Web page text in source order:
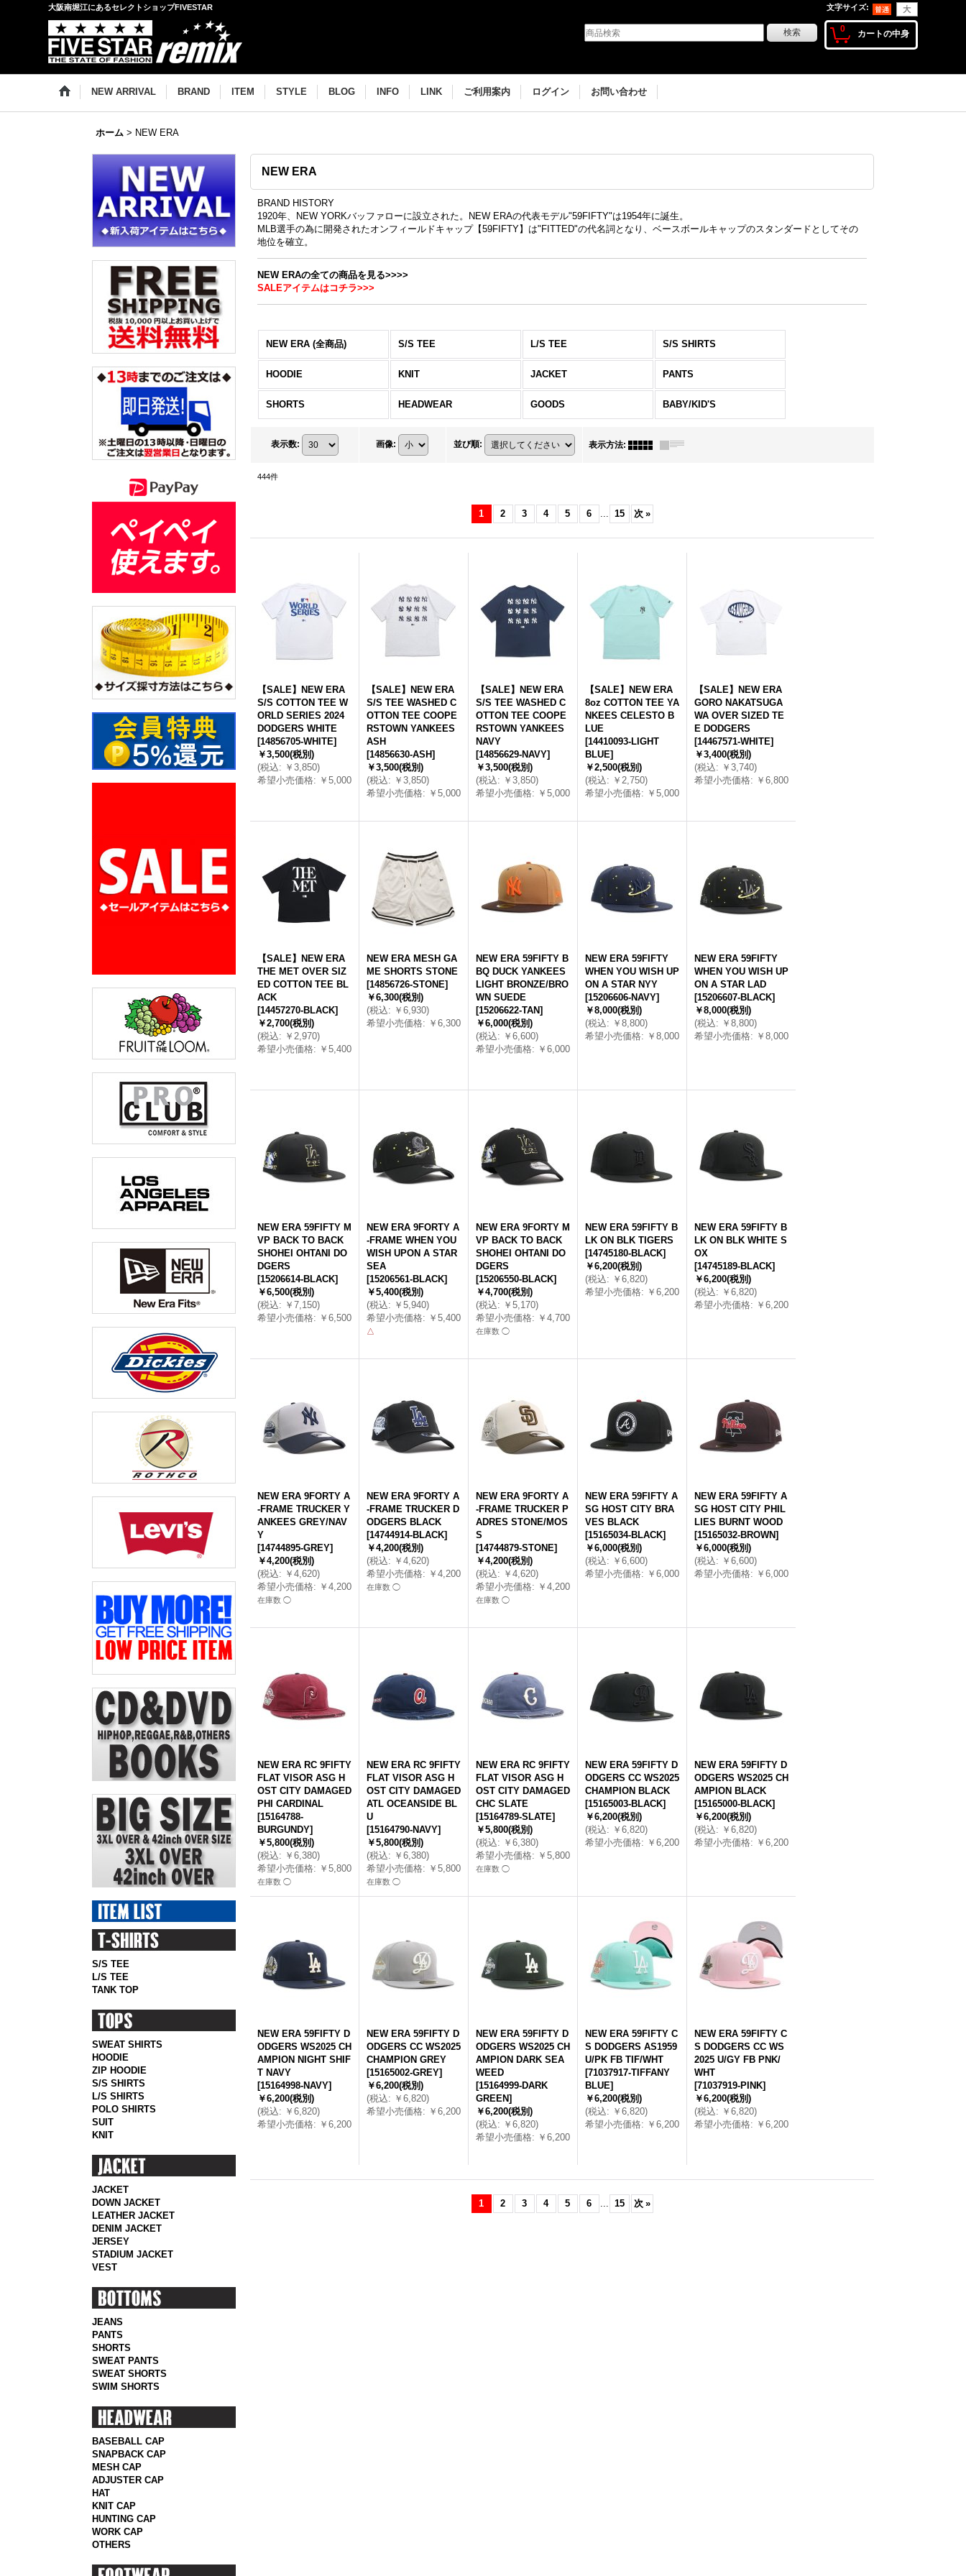
大阪南堀江にあるセレクトショップFIVESTAR 文字サイズ:
0 カートの中身
NEW ARRIVAL BRAND ITEM STYLE BLOG INFO LINK ご利用案内 ログイン お問い合わせ
ホーム > NEW ERA
S/S TEE
L/S TEE
TANK TOP
SWEAT SHIRTS
HOODIE
ZIP HOODIE
S/S SHIRTS
L/S SHIRTS
POLO SHIRTS
SUIT
KNIT
JACKET
DOWN JACKET
LEATHER JACKET
DENIM JACKET
JERSEY
STADIUM JACKET
VEST
JEANS
PANTS
SHORTS
SWEAT PANTS
SWEAT SHORTS
SWIM SHORTS
BASEBALL CAP
SNAPBACK CAP
MESH CAP
ADJUSTER CAP
HAT
KNIT CAP
HUNTING CAP
WORK CAP
OTHERS
NEW ERA
BRAND HISTORY
1920年、NEW YORKバッファローに設立された。NEW ERAの代表モデル"59FIFTY"は1954年に誕生。
MLB選手の為に開発されたオンフィールドキャップ【59FIFTY】は"FITTED"の代名詞となり、ベースボールキャップのスタンダードとしてその
地位を確立。
NEW ERAの全ての商品を見る>>>>
SALEアイテムはコチラ>>>
NEW ERA (全商品) S/S TEE L/S TEE S/S SHIRTS
HOODIE KNIT JACKET PANTS
SHORTS HEADWEAR GOODS BABY/KID'S
表示数: 画像: 並び順: 表示方法:
444件
1 2 3 4 5 6 ... 15 次 »
【SALE】NEW ERA
S/S COTTON TEE W
ORLD SERIES 2024
DODGERS WHITE
[14856705-WHITE]
￥3,500(税別)
(税込: ￥3,850)
希望小売価格: ￥5,000
【SALE】NEW ERA
S/S TEE WASHED C
OTTON TEE COOPE
RSTOWN YANKEES
ASH
[14856630-ASH]
￥3,500(税別)
(税込: ￥3,850)
希望小売価格: ￥5,000
【SALE】NEW ERA
S/S TEE WASHED C
OTTON TEE COOPE
RSTOWN YANKEES
NAVY
[14856629-NAVY]
￥3,500(税別)
(税込: ￥3,850)
希望小売価格: ￥5,000
【SALE】NEW ERA
8oz COTTON TEE YA
NKEES CELESTO B
LUE
[14410093-LIGHT
BLUE]
￥2,500(税別)
(税込: ￥2,750)
希望小売価格: ￥5,000
【SALE】NEW ERA
GORO NAKATSUGA
WA OVER SIZED TE
E DODGERS
[14467571-WHITE]
￥3,400(税別)
(税込: ￥3,740)
希望小売価格: ￥6,800
【SALE】NEW ERA
THE MET OVER SIZ
ED COTTON TEE BL
ACK
[14457270-BLACK]
￥2,700(税別)
(税込: ￥2,970)
希望小売価格: ￥5,400
NEW ERA MESH GA
ME SHORTS STONE
[14856726-STONE]
￥6,300(税別)
(税込: ￥6,930)
希望小売価格: ￥6,300
NEW ERA 59FIFTY B
BQ DUCK YANKEES
LIGHT BRONZE/BRO
WN SUEDE
[15206622-TAN]
￥6,000(税別)
(税込: ￥6,600)
希望小売価格: ￥6,000
NEW ERA 59FIFTY
WHEN YOU WISH UP
ON A STAR NYY
[15206606-NAVY]
￥8,000(税別)
(税込: ￥8,800)
希望小売価格: ￥8,000
NEW ERA 59FIFTY
WHEN YOU WISH UP
ON A STAR LAD
[15206607-BLACK]
￥8,000(税別)
(税込: ￥8,800)
希望小売価格: ￥8,000
NEW ERA 59FIFTY M
VP BACK TO BACK
SHOHEI OHTANI DO
DGERS
[15206614-BLACK]
￥6,500(税別)
(税込: ￥7,150)
希望小売価格: ￥6,500
NEW ERA 9FORTY A
-FRAME WHEN YOU
WISH UPON A STAR
SEA
[15206561-BLACK]
￥5,400(税別)
(税込: ￥5,940)
希望小売価格: ￥5,400
△
NEW ERA 9FORTY M
VP BACK TO BACK
SHOHEI OHTANI DO
DGERS
[15206550-BLACK]
￥4,700(税別)
(税込: ￥5,170)
希望小売価格: ￥4,700
在庫数 ◯
NEW ERA 59FIFTY B
LK ON BLK TIGERS
[14745180-BLACK]
￥6,200(税別)
(税込: ￥6,820)
希望小売価格: ￥6,200
NEW ERA 59FIFTY B
LK ON BLK WHITE S
OX
[14745189-BLACK]
￥6,200(税別)
(税込: ￥6,820)
希望小売価格: ￥6,200
NEW ERA 9FORTY A
-FRAME TRUCKER Y
ANKEES GREY/NAV
Y
[14744895-GREY]
￥4,200(税別)
(税込: ￥4,620)
希望小売価格: ￥4,200
在庫数 ◯
NEW ERA 9FORTY A
-FRAME TRUCKER D
ODGERS BLACK
[14744914-BLACK]
￥4,200(税別)
(税込: ￥4,620)
希望小売価格: ￥4,200
在庫数 ◯
NEW ERA 9FORTY A
-FRAME TRUCKER P
ADRES STONE/MOS
S
[14744879-STONE]
￥4,200(税別)
(税込: ￥4,620)
希望小売価格: ￥4,200
在庫数 ◯
NEW ERA 59FIFTY A
SG HOST CITY BRA
VES BLACK
[15165034-BLACK]
￥6,000(税別)
(税込: ￥6,600)
希望小売価格: ￥6,000
NEW ERA 59FIFTY A
SG HOST CITY PHIL
LIES BURNT WOOD
[15165032-BROWN]
￥6,000(税別)
(税込: ￥6,600)
希望小売価格: ￥6,000
NEW ERA RC 9FIFTY
FLAT VISOR ASG H
OST CITY DAMAGED
PHI CARDINAL
[15164788-
BURGUNDY]
￥5,800(税別)
(税込: ￥6,380)
希望小売価格: ￥5,800
在庫数 ◯
NEW ERA RC 9FIFTY
FLAT VISOR ASG H
OST CITY DAMAGED
ATL OCEANSIDE BL
U
[15164790-NAVY]
￥5,800(税別)
(税込: ￥6,380)
希望小売価格: ￥5,800
在庫数 ◯
NEW ERA RC 9FIFTY
FLAT VISOR ASG H
OST CITY DAMAGED
CHC SLATE
[15164789-SLATE]
￥5,800(税別)
(税込: ￥6,380)
希望小売価格: ￥5,800
在庫数 ◯
NEW ERA 59FIFTY D
ODGERS CC WS2025
CHAMPION BLACK
[15165003-BLACK]
￥6,200(税別)
(税込: ￥6,820)
希望小売価格: ￥6,200
NEW ERA 59FIFTY D
ODGERS WS2025 CH
AMPION BLACK
[15165000-BLACK]
￥6,200(税別)
(税込: ￥6,820)
希望小売価格: ￥6,200
NEW ERA 59FIFTY D
ODGERS WS2025 CH
AMPION NIGHT SHIF
T NAVY
[15164998-NAVY]
￥6,200(税別)
(税込: ￥6,820)
希望小売価格: ￥6,200
NEW ERA 59FIFTY D
ODGERS CC WS2025
CHAMPION GREY
[15165002-GREY]
￥6,200(税別)
(税込: ￥6,820)
希望小売価格: ￥6,200
NEW ERA 59FIFTY D
ODGERS WS2025 CH
AMPION DARK SEA
WEED
[15164999-DARK
GREEN]
￥6,200(税別)
(税込: ￥6,820)
希望小売価格: ￥6,200
NEW ERA 59FIFTY C
S DODGERS AS1959
U/PK FB TIF/WHT
[71037917-TIFFANY
BLUE]
￥6,200(税別)
(税込: ￥6,820)
希望小売価格: ￥6,200
NEW ERA 59FIFTY C
S DODGERS CC WS
2025 U/GY FB PNK/
WHT
[71037919-PINK]
￥6,200(税別)
(税込: ￥6,820)
希望小売価格: ￥6,200
1 2 3 4 5 6 ... 15 次 »